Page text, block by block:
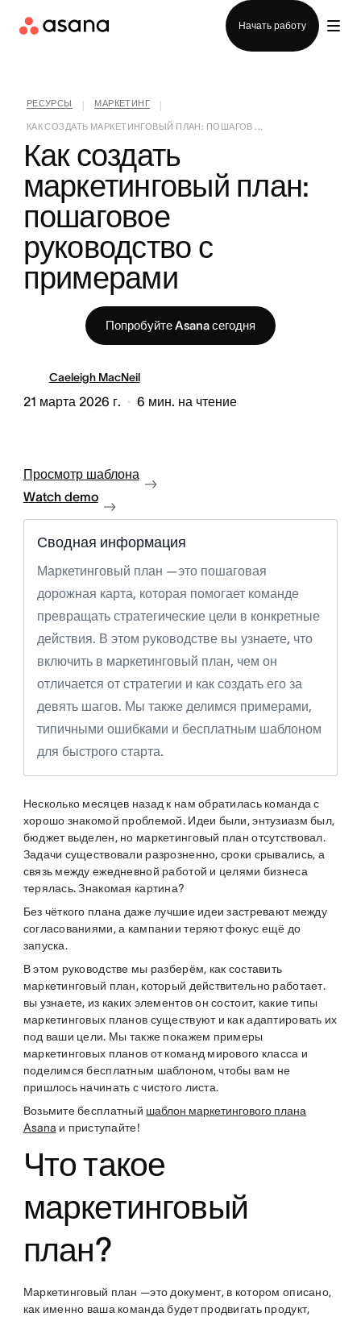
Начать работу
РЕСУРСЫ МАРКЕТИНГ
КАК СОЗДАТЬ МАРКЕТИНГОВЫЙ ПЛАН: ПОШАГОВ ...
Как создать
маркетинговый план:
пошаговое
руководство с
примерами
Попробуйте Asana сегодня
Caeleigh MacNeil
21 марта 2026 г. 6 мин. на чтение
Просмотр шаблона
Watch demo
Сводная информация
Маркетинговый план —это пошаговая
дорожная карта, которая помогает команде
превращать стратегические цели в конкретные
действия. В этом руководстве вы узнаете, что
включить в маркетинговый план, чем он
отличается от стратегии и как создать его за
девять шагов. Мы также делимся примерами,
типичными ошибками и бесплатным шаблоном
для быстрого старта.
Несколько месяцев назад к нам обратилась команда с
хорошо знакомой проблемой. Идеи были, энтузиазм был,
бюджет выделен, но маркетинговый план отсутствовал.
Задачи существовали разрозненно, сроки срывались, а
связь между ежедневной работой и целями бизнеса
терялась. Знакомая картина?
Без чёткого плана даже лучшие идеи застревают между
согласованиями, а кампании теряют фокус ещё до
запуска.
В этом руководстве мы разберём, как составить
маркетинговый план, который действительно работает.
вы узнаете, из каких элементов он состоит, какие типы
маркетинговых планов существуют и как адаптировать их
под ваши цели. Мы также покажем примеры
маркетинговых планов от команд мирового класса и
поделимся бесплатным шаблоном, чтобы вам не
пришлось начинать с чистого листа.
Возьмите бесплатный шаблон маркетингового плана
Asana и приступайте!
Что такое
маркетинговый
план?
Маркетинговый план —это документ, в котором описано,
как именно ваша команда будет продвигать продукт,